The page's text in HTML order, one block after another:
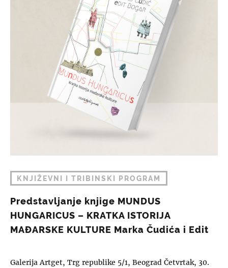
KNJIŽEVNI I TRIBINSKI PROGRAM
Predstavljanje knjige MUNDUS
HUNGARICUS – KRATKA ISTORIJA
MAĐARSKE KULTURE Marka Čudića i Edit
Galerija Artget, Trg republike 5/1, Beograd Četvrtak, 30.